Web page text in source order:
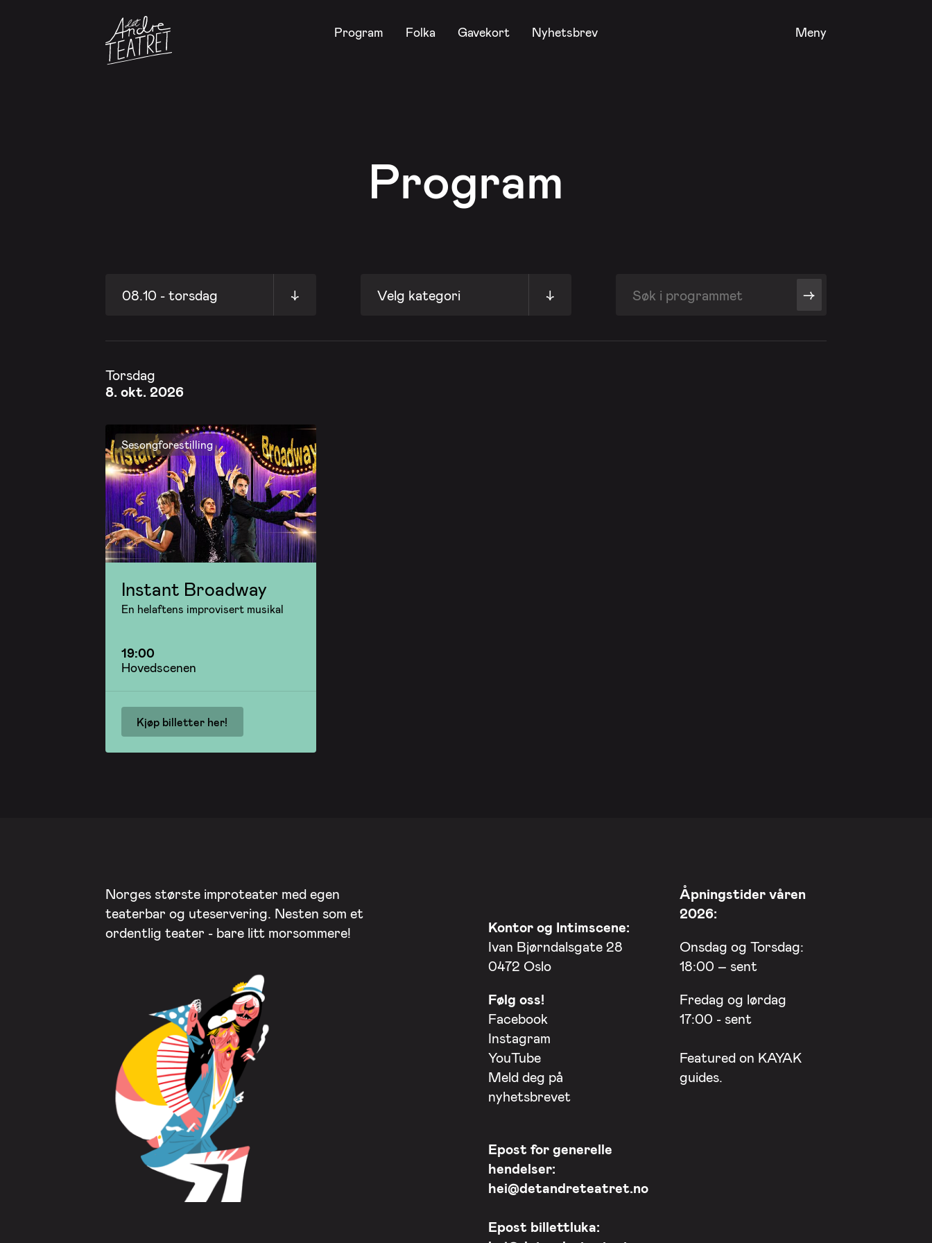
Program Folka Gavekort Nyhetsbrev Meny
Program
08.10 - torsdag ↓ Velg kategori ↓ ->
Torsdag
8. okt. 2026
Sesongforestilling
Instant Broadway
En helaftens improvisert musikal
19:00
Hovedscenen
Kjøp billetter her!
Norges største improteater med egen
teaterbar og uteservering. Nesten som et
ordentlig teater - bare litt morsommere!
Kontor og Intimscene:
Ivan Bjørndalsgate 28
0472 Oslo
Følg oss!
Facebook
Instagram
YouTube
Meld deg på
nyhetsbrevet
Epost for generelle
hendelser:
hei@detandreteatret.no
Epost billettluka:
Åpningstider våren
2026:
Onsdag og Torsdag:
18:00 – sent
Fredag og lørdag
17:00 - sent
Featured on KAYAK
guides.